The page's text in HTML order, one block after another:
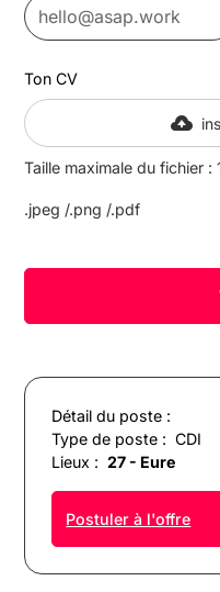
Détail du poste :
Type de poste : CDI
Lieux : 27 - Eure
Postuler à l'offre
Ton CV
Taille maximale du fichier
.jpeg /.png /.pdf